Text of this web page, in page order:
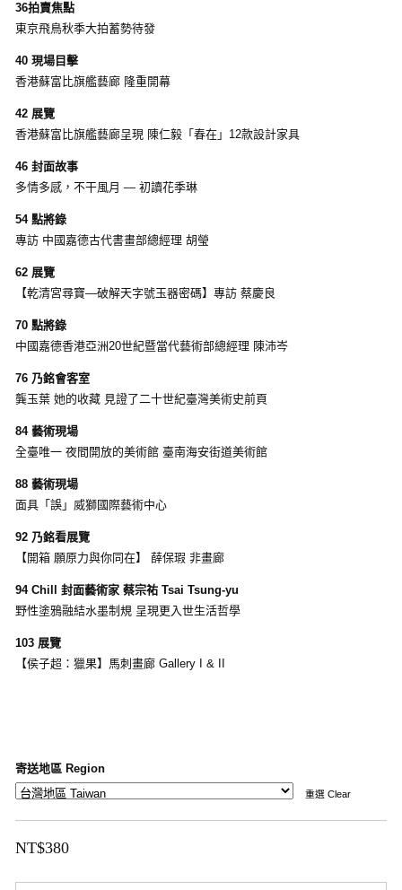
36拍賣焦點
東京飛鳥秋季大拍蓄勢待發
40 現場目擊
香港蘇富比旗艦藝廊 隆重開幕
42 展覽
香港蘇富比旗艦藝廊呈現 陳仁毅「春在」12款設計家具
46 封面故事
多情多感，不干風月 — 初讀花季琳
54 點將錄
專訪 中國嘉德古代書畫部總經理 胡瑩
62 展覽
【乾清宮尋寶—破解天字號玉器密碼】專訪 蔡慶良
70 點將錄
中國嘉德香港亞洲20世紀暨當代藝術部總經理 陳沛岑
76 乃銘會客室
龔玉葉 她的收藏 見證了二十世紀臺灣美術史前頁
84 藝術現場
全臺唯一 夜間開放的美術館 臺南海安街道美術館
88 藝術現場
面具「誤」威獅國際藝術中心
92 乃銘看展覽
【開箱 願原力與你同在】 薛保瑕 非畫廊
94 Chill 封面藝術家 蔡宗祐 Tsai Tsung-yu
野性塗鴉融結水墨制規 呈現更入世生活哲學
103 展覽
【侯子超：獵果】馬刺畫廊 Gallery I & II
寄送地區 Region
重選 Clear
NT$380